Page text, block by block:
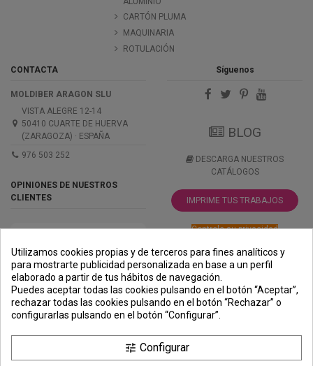
CARTÓN PLUMA
MAQUINARIA
ROTULACIÓN
CONTACTA
MOLDIBER ARAGON SLU
VISTA ALEGRE 12-14
50410 CUARTE DE HUERVA
(ZARAGOZA) · ESPAÑA
976 503 252
OPINIONES DE NUESTROS
CLIENTES
Síguenos
BLOG
DESCARGA NUESTROS
CATÁLOGOS
IMPRIME TUS TRABAJOS
Controle su privacidad
PREMIOS
METODOS
DE PAGO
ENVÍO
COMERCIO
SEGURO
Utilizamos cookies propias y de terceros para fines analíticos y
para mostrarte publicidad personalizada en base a un perfil
elaborado a partir de tus hábitos de navegación.
Puedes aceptar todas las cookies pulsando en el botón “Aceptar”,
rechazar todas las cookies pulsando en el botón “Rechazar” o
configurarlas pulsando en el botón “Configurar”.
tune Configurar